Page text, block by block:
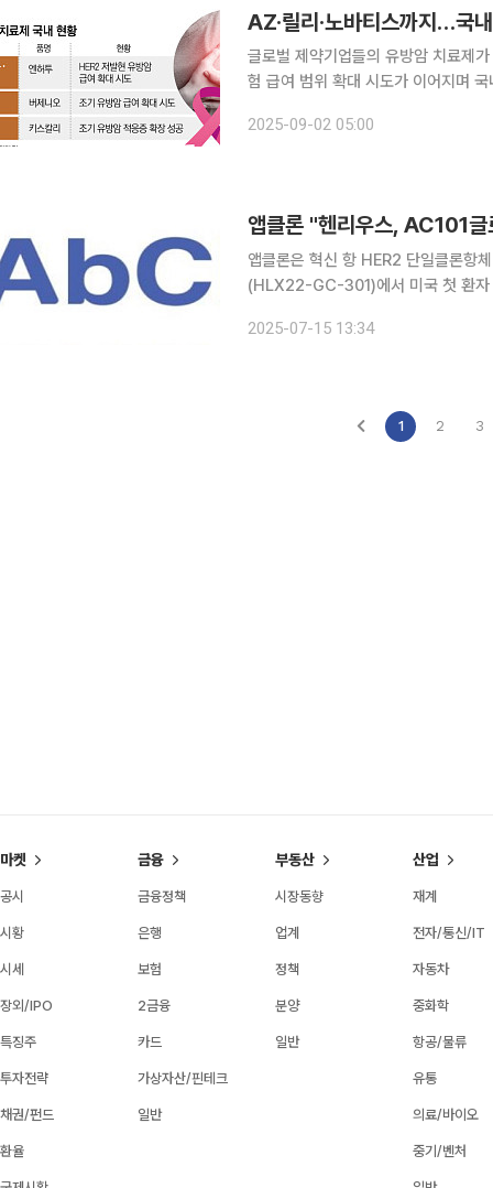
AZ·릴리·노바티스까지…국
글로벌 제약기업들의 유방암 치료제
험 급여 범위 확대 시도가 이어지며 국내 환
약들의 적용 범위가 확대되고 있다.
2025-09-02 05:00
앱클론은 혁신 항 HER2 단일클론항
(HLX22-GC-301)에서 미국 첫 환자
징대학 암병원의 린쉔 교수와 미국
2025-07-15 13:34
1 2 3
마켓
공시
시황
시세
장외/IPO
특징주
투자전략
채권/펀드
환율
금융
금융정책
은행
보험
2금융
카드
가상자산/핀테크
일반
부동산
시장동향
업계
정책
분양
일반
산업
재계
전자/통신/IT
자동차
중화학
항공/물류
유통
의료/바이오
중기/벤처